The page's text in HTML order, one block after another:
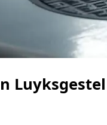
Luyksgestel